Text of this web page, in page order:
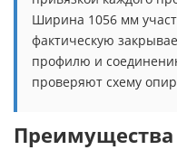
Ширина 1056 мм
фактическую
профилю и
проверяют схему